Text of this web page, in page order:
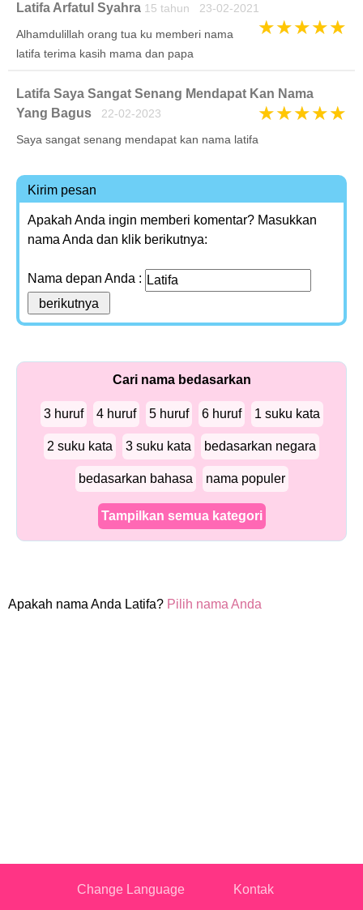
Latifa Arfatul Syahra 15 tahun 23-02-2021
★★★★★
Alhamdulillah orang tua ku memberi nama
latifa terima kasih mama dan papa
Latifa Saya Sangat Senang Mendapat Kan Nama
Yang Bagus 22-02-2023 ★★★★★
Saya sangat senang mendapat kan nama latifa
Kirim pesan
Apakah Anda ingin memberi komentar? Masukkan
nama Anda dan klik berikutnya:
Nama depan Anda :
Cari nama bedasarkan
3 huruf 4 huruf 5 huruf 6 huruf 1 suku kata
2 suku kata 3 suku kata bedasarkan negara
bedasarkan bahasa nama populer
Tampilkan semua kategori
Apakah nama Anda Latifa? Pilih nama Anda
Change Language Kontak